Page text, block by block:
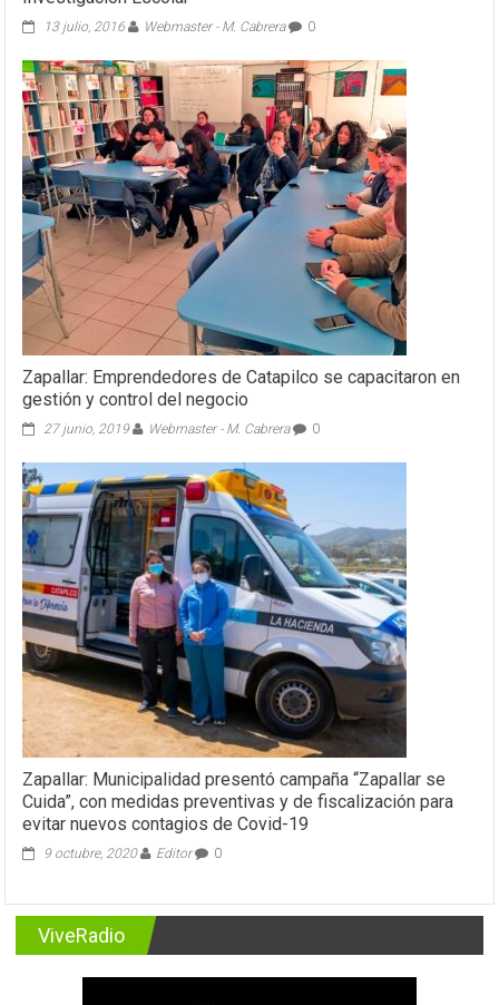
13 julio, 2016 Webmaster - M. Cabrera 0
Zapallar: Emprendedores de Catapilco se capacitaron en
gestión y control del negocio
27 junio, 2019 Webmaster - M. Cabrera 0
Zapallar: Municipalidad presentó campaña “Zapallar se
Cuida”, con medidas preventivas y de fiscalización para
evitar nuevos contagios de Covid-19
9 octubre, 2020 Editor 0
ViveRadio